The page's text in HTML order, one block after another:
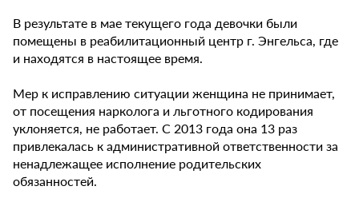
В результате в мае текущего года девочки были
помещены в реабилитационный центр г. Энгельса, где
и находятся в настоящее время.
Мер к исправлению ситуации женщина не принимает,
от посещения нарколога и льготного кодирования
уклоняется, не работает. С 2013 года она 13 раз
привлекалась к административной ответственности за
ненадлежащее исполнение родительских
обязанностей.